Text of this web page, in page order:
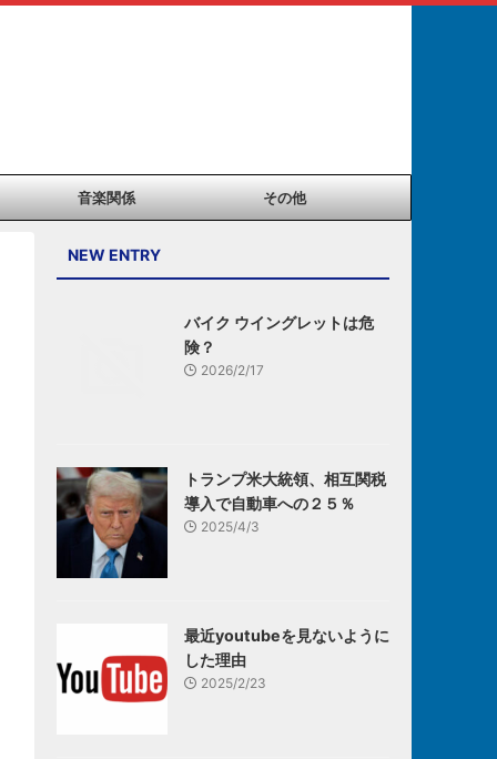
音楽関係 その他
NEW ENTRY
バイク ウイングレットは危
険？
2026/2/17
トランプ米大統領、相互関税
導入で自動車への２５％
2025/4/3
最近youtubeを見ないように
した理由
2025/2/23